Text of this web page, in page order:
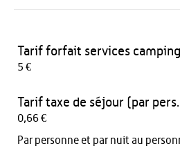
Tarif forfait services
5 €
Tarif taxe de séjour (par
0,66 €
Par personne et par nuit au